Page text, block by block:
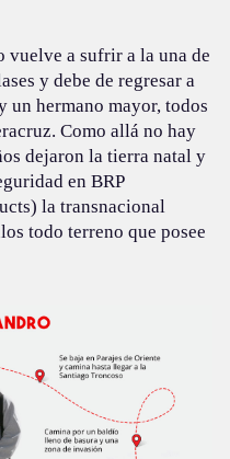
vuelve a sufrir a la una de
y debe de regresar a
un hermano mayor, todos
Como allá no hay
dejaron la tierra natal y
en BRP
la transnacional
todo terreno que posee